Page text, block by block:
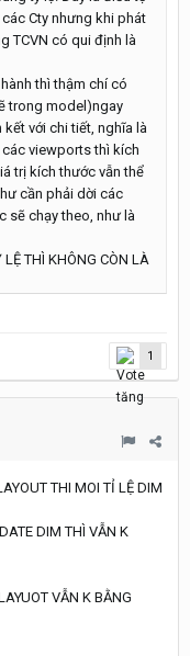
Cty nhưng khi phát
TCVN có qui định là
thì thậm chí có
trong model)ngay
với chi tiết, nghĩa là
viewports thì kích
trị kích thước vẫn thể
cần phải dời các
sẽ chạy theo, như là
THÌ KHÔNG CÒN LÀ
1
THI MOI TỈ LỆ DIM
DIM THÌ VẪN K
VẪN K BẰNG